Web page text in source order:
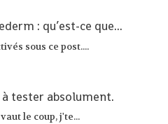
: qu’est-ce que...
sous ce post....
à tester absolument.
le coup, j'te...